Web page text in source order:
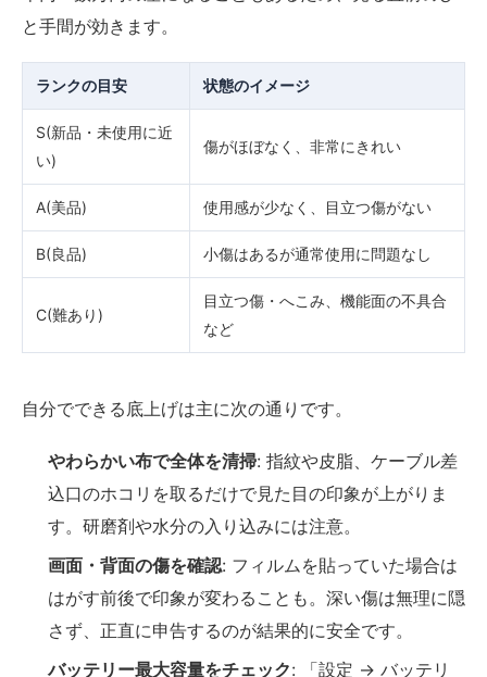
と手間が効きます。
ランクの目安 状態のイメージ
S(新品・未使用に近
い)
傷がほぼなく、非常にきれい
A(美品) 使用感が少なく、目立つ傷がない
B(良品) 小傷はあるが通常使用に問題なし
C(難あり)
目立つ傷・へこみ、機能面の不具合
など
自分でできる底上げは主に次の通りです。
やわらかい布で全体を清掃: 指紋や皮脂、ケーブル差
込口のホコリを取るだけで見た目の印象が上がりま
す。研磨剤や水分の入り込みには注意。
画面・背面の傷を確認: フィルムを貼っていた場合は
はがす前後で印象が変わることも。深い傷は無理に隠
さず、正直に申告するのが結果的に安全です。
バッテリー最大容量をチェック: 「設定 → バッテリ